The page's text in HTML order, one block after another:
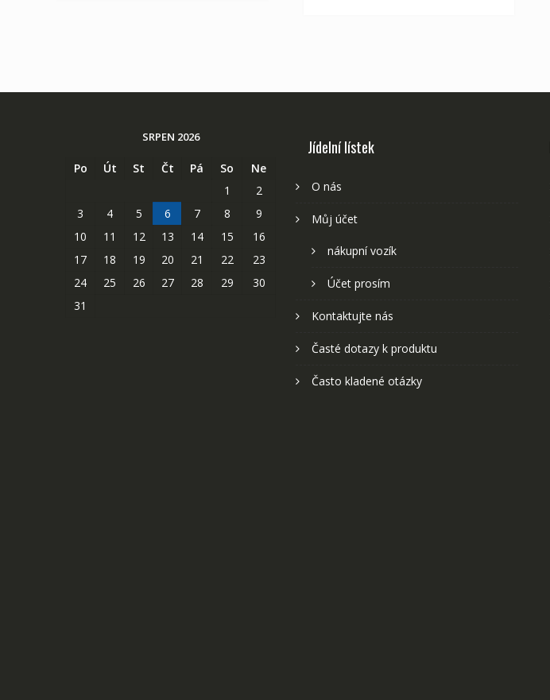
SRPEN 2026
Po Út St Čt Pá So
Ne
1
2
3
4 5 6 7 8
9
10
11 12 13 14 15
16
17
18 19 20 21 22
23
24
25 26 27 28 29
30
31
Jídelní lístek
O nás
Můj účet
nákupní vozík
Účet prosím
Kontaktujte nás
Časté dotazy k produktu
Často kladené otázky